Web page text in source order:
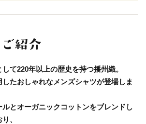
て220年以上の歴史を持つ播州織。
たおしゃれなメンズシャツが登場しま
とオーガニックコットンをブレンドし
、